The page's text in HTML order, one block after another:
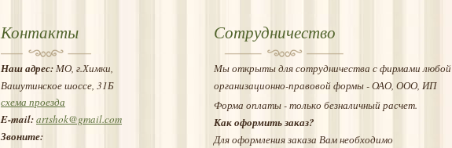
Контакты
Наш адрес:МО, г.Химки,
Вашутинское шоссе, 31Б
схема проезда
E-mail:artshok@gmail.com
Звоните:
Сотрудничество
Мы открыты для сотрудничества с фирмами любой
организационно-правовой формы - ОАО, ООО, ИП
Форма оплаты - только безналичный расчет.
Как оформить заказ?
Для оформления заказа Вам необходимо